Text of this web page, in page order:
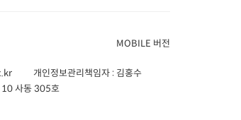
MOBILE 버전
개인정보관리책임자 : 김홍수
10 사동 305호